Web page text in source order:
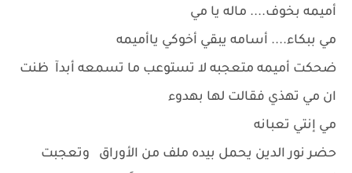
أميمه بخوف.... ماله يا مي
مي ببكاء.... أسامه يبقي أخوكي ياأميمه
ضحكت أميمه متعجبه لا تستوعب ما تسمعه أبدآ ظنت
ان مي تهذي فقالت لها بهدوء
مي إنتي تعبانه
حضر نور الدين يحمل بيده ملف من الأوراق وتعجبت